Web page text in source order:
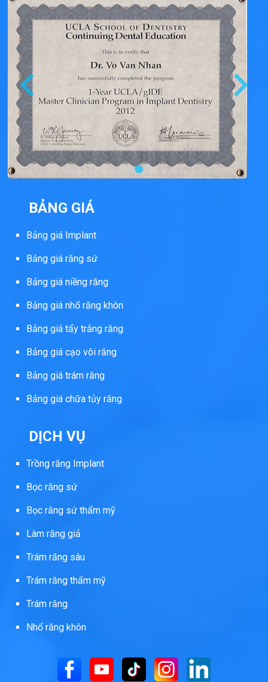
BẢNG GIÁ
Bảng giá Implant
Bảng giá răng sứ
Bảng giá niềng răng
Bảng giá nhổ răng khôn
Bảng giá tẩy trắng răng
Bảng giá cạo vôi răng
Bảng giá trám răng
Bảng giá chữa tủy răng
DỊCH VỤ
Trồng răng Implant
Bọc răng sứ
Bọc răng sứ thẩm mỹ
Làm răng giả
Trám răng sâu
Trám răng thẩm mỹ
Trám răng
Nhổ răng khôn